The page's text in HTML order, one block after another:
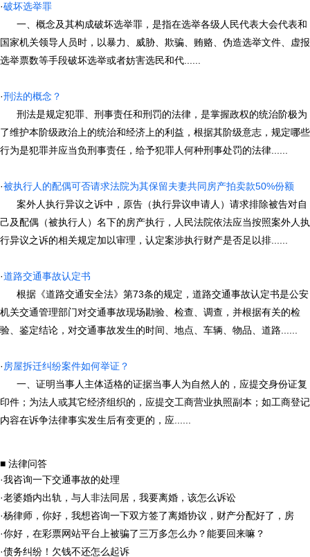
·破坏选举罪
一、概念及其构成破坏选举罪，是指在选举各级人民代表大会代表和
国家机关领导人员时，以暴力、威胁、欺骗、贿赂、伪造选举文件、虚报
选举票数等手段破坏选举或者妨害选民和代......
·刑法的概念？
刑法是规定犯罪、刑事责任和刑罚的法律，是掌握政权的统治阶极为
了维护本阶级政治上的统治和经济上的利益，根据其阶级意志，规定哪些
行为是犯罪并应当负刑事责任，给予犯罪人何种刑事处罚的法律......
·被执行人的配偶可否请求法院为其保留夫妻共同房产拍卖款50%份额
案外人执行异议之诉中，原告（执行异议申请人）请求排除被告对自
己及配偶（被执行人）名下的房产执行，人民法院依法应当按照案外人执
行异议之诉的相关规定加以审理，认定案涉执行财产是否足以排......
·道路交通事故认定书
根据《道路交通安全法》第73条的规定，道路交通事故认定书是公安
机关交通管理部门对交通事故现场勘验、检查、调查，并根据有关的检
验、鉴定结论，对交通事故发生的时间、地点、车辆、物品、道路......
·房屋拆迁纠纷案件如何举证？
一、证明当事人主体适格的证据当事人为自然人的，应提交身份证复
印件；为法人或其它经济组织的，应提交工商营业执照副本；如工商登记
内容在诉争法律事实发生后有变更的，应......
■ 法律问答
·我咨询一下交通事故的处理
·老婆婚内出轨，与人非法同居，我要离婚，该怎么诉讼
·杨律师，你好，我想咨询一下双方签了离婚协议，财产分配好了，房
·你好，在彩票网站平台上被骗了三万多怎么办？能要回来嘛？
·债务纠纷！欠钱不还怎么起诉